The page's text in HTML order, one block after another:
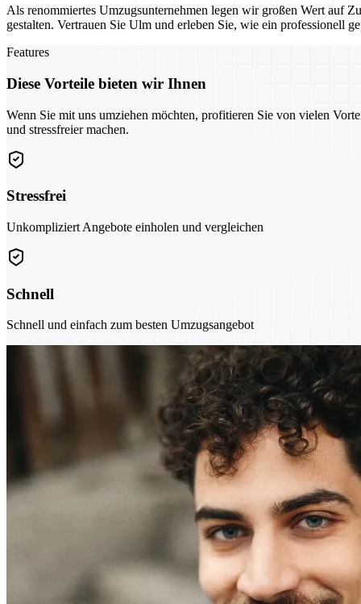
Als renommiertes Umzugsunternehmen legen wir großen Wert auf
gestalten. Vertrauen Sie Ulm und erleben Sie, wie ein professionell
Features
Diese Vorteile bieten wir Ihnen
Wenn Sie mit uns umziehen möchten, profitieren Sie von vielen
und stressfreier machen.
Stressfrei
Unkompliziert Angebote einholen und vergleichen
Schnell
Schnell und einfach zum besten Umzugsangebot